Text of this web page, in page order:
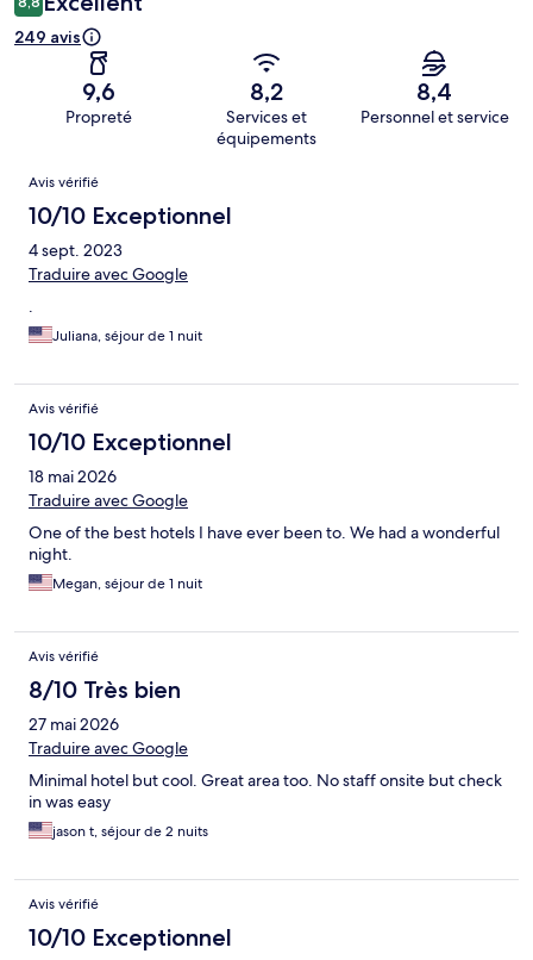
249 avis
9,6
Propreté
8,2
Services et
équipements
8,4
Personnel et service
Avis
Avis vérifié
10/10 Exceptionnel
4 sept. 2023
Traduire avec Google
.
Juliana, séjour de 1 nuit
Avis vérifié
10/10 Exceptionnel
18 mai 2026
Traduire avec Google
One of the best hotels I have ever been to. We had a wonderful
night.
Megan, séjour de 1 nuit
Avis vérifié
8/10 Très bien
27 mai 2026
Traduire avec Google
Minimal hotel but cool. Great area too. No staff onsite but check
in was easy
jason t, séjour de 2 nuits
Avis vérifié
10/10 Exceptionnel